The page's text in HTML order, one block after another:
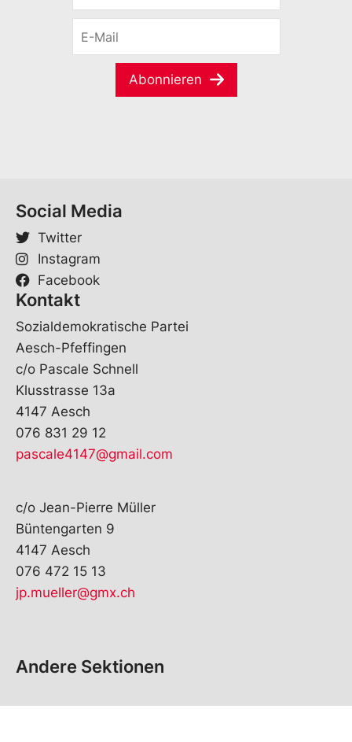
r
m
M
Abonnieren
Social Media
Twitter
Instagram
Facebook
Kontakt
Sozialdemokratische Partei
Aesch-Pfeffingen
c/o Pascale Schnell
Klusstrasse 13a
4147 Aesch
076 831 29 12
pascale4147@gmail.com
c/o Jean-Pierre Müller
Büntengarten 9
4147 Aesch
076 472 15 13
jp.mueller@gmx.ch
Andere Sektionen